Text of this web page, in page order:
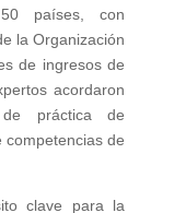
países, con
la Organización
de ingresos de
acordaron
práctica de
de
clave para la